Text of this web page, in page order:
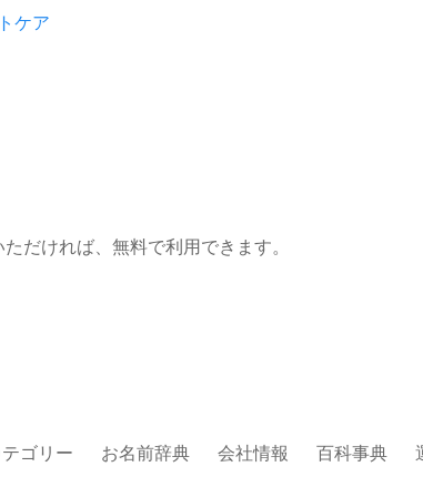
ケア
だければ、無料で利用できます。
テゴリー お名前辞典 会社情報 百科事典